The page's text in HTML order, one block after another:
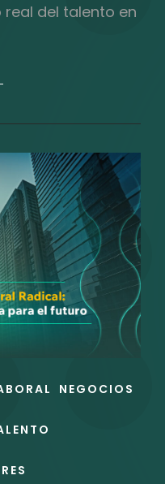
del talento en
NEGOCIOS